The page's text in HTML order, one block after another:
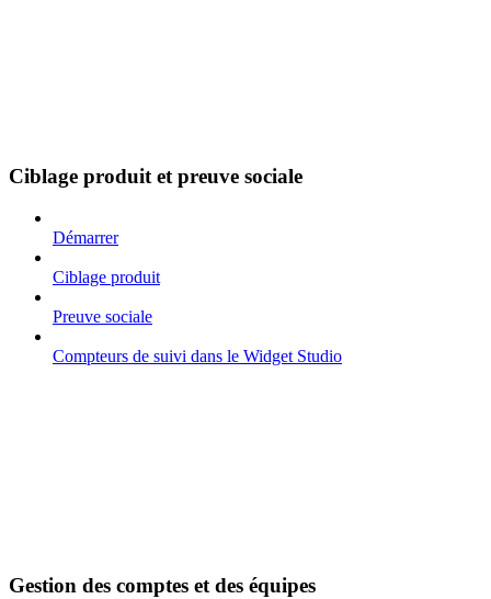
Ciblage produit et preuve sociale
Démarrer
Ciblage produit
Preuve sociale
Compteurs de suivi dans le Widget Studio
Gestion des comptes et des équipes